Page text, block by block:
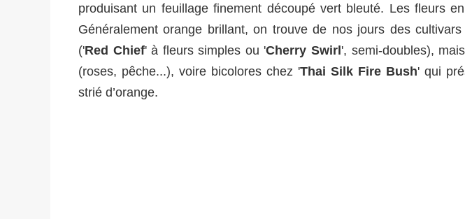
produisant un feuillage finement découpé vert bleuté. Les fleurs
Généralement orange brillant, on trouve de nos jours des
('Red Chief' à fleurs simples ou 'Cherry Swirl', semi-doubles),
(roses, pêche...), voire bicolores chez 'Thai Silk Fire Bush' qui
strié d’orange.